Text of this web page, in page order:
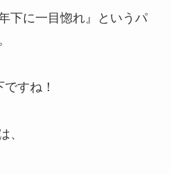
下に一目惚れ』というパ
すね！
、